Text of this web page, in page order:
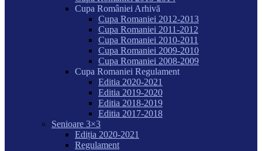
Cupa României Arhivă
Cupa Romaniei 2012-2013
Cupa Romaniei 2011-2012
Cupa Romaniei 2010-2011
Cupa Romaniei 2009-2010
Cupa Romaniei 2008-2009
Cupa Romaniei Regulament
Editia 2020-2021
Editia 2019-2020
Editia 2018-2019
Editia 2017-2018
Senioare 3×3
Ediția 2020-2021
Regulament